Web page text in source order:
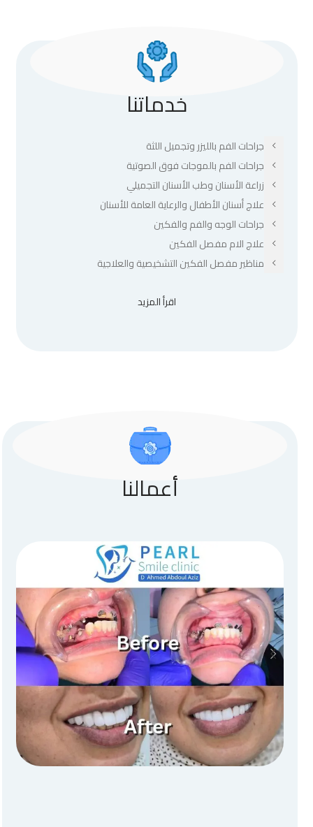
خدماتنا
جراحات الفم بالليزر وتجميل اللثة
جراحات الفم بالموجات فوق الصوتية
زراعة الأسنان وطب الأسنان التجميلي
علاج أسنان الأطفال والرعاية العامة للأسنان
جراحات الوجه والفم والفكين
علاج الام مفصل الفكين
مناظير مفصل الفكين التشخيصية والعلاجية
اقرأ المزيد
أعمالنا